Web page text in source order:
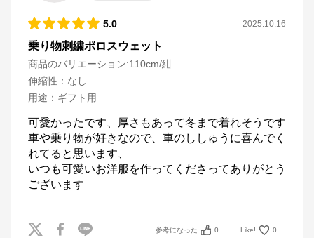
5.0 2025.10.16
乗り物刺繍ポロスウェット
商品のバリエーション:110cm/紺
伸縮性 ： なし
用途 ： ギフト用
可愛かったです、厚さもあって冬まで着れそうです
車や乗り物が好きなので、車のししゅうに喜んでく
れてると思います、
いつも可愛いお洋服を作ってくださってありがとう
ございます
参考になった 0 Like! 0